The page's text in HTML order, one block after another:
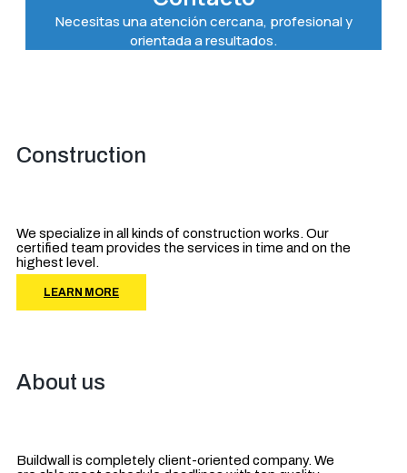
Necesitas una atención cercana, profesional y
orientada a resultados.
Construction
We specialize in all kinds of construction works. Our
certified team provides the services in time and on the
highest level.
LEARN MORE
About us
Buildwall is completely client-oriented company. We